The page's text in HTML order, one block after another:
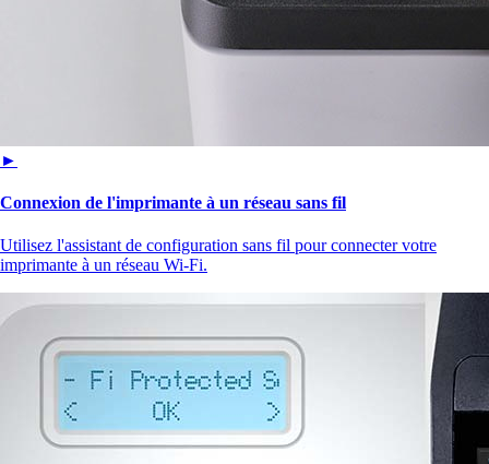
►
Connexion de l'imprimante à un réseau sans fil
Utilisez l'assistant de configuration sans fil pour connecter votre
imprimante à un réseau Wi-Fi.